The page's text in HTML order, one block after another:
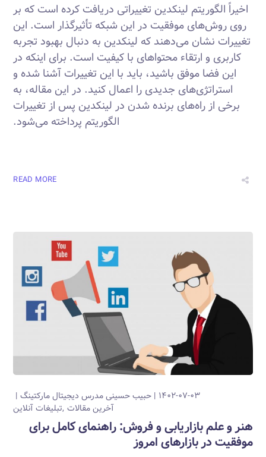
اخیراً الگوریتم لینکدین تغییراتی دریافت کرده است که بر
روی روش‌های موفقیت در این شبکه تأثیرگذار است. این
تغییرات نشان می‌دهند که لینکدین به دنبال بهبود تجربه
کاربری و ارتقاء محتواهای با کیفیت است. برای اینکه در
این فضا موفق باشید، باید با این تغییرات آشنا شده و
استراتژی‌های جدیدی را اعمال کنید. در این مقاله، به
برخی از راه‌های برنده شدن در لینکدین پس از تغییرات
الگوریتم پرداخته می‌شود.
READ MORE
۱۴۰۲-۰۷-۰۳ حبیب حسینیمدرس دیجیتال مارکتینگ
آخرین مقالات تبلیغات آنلاین
هنر و علم بازاریابی و فروش: راهنمای کامل برای
موفقیت در بازارهای امروز